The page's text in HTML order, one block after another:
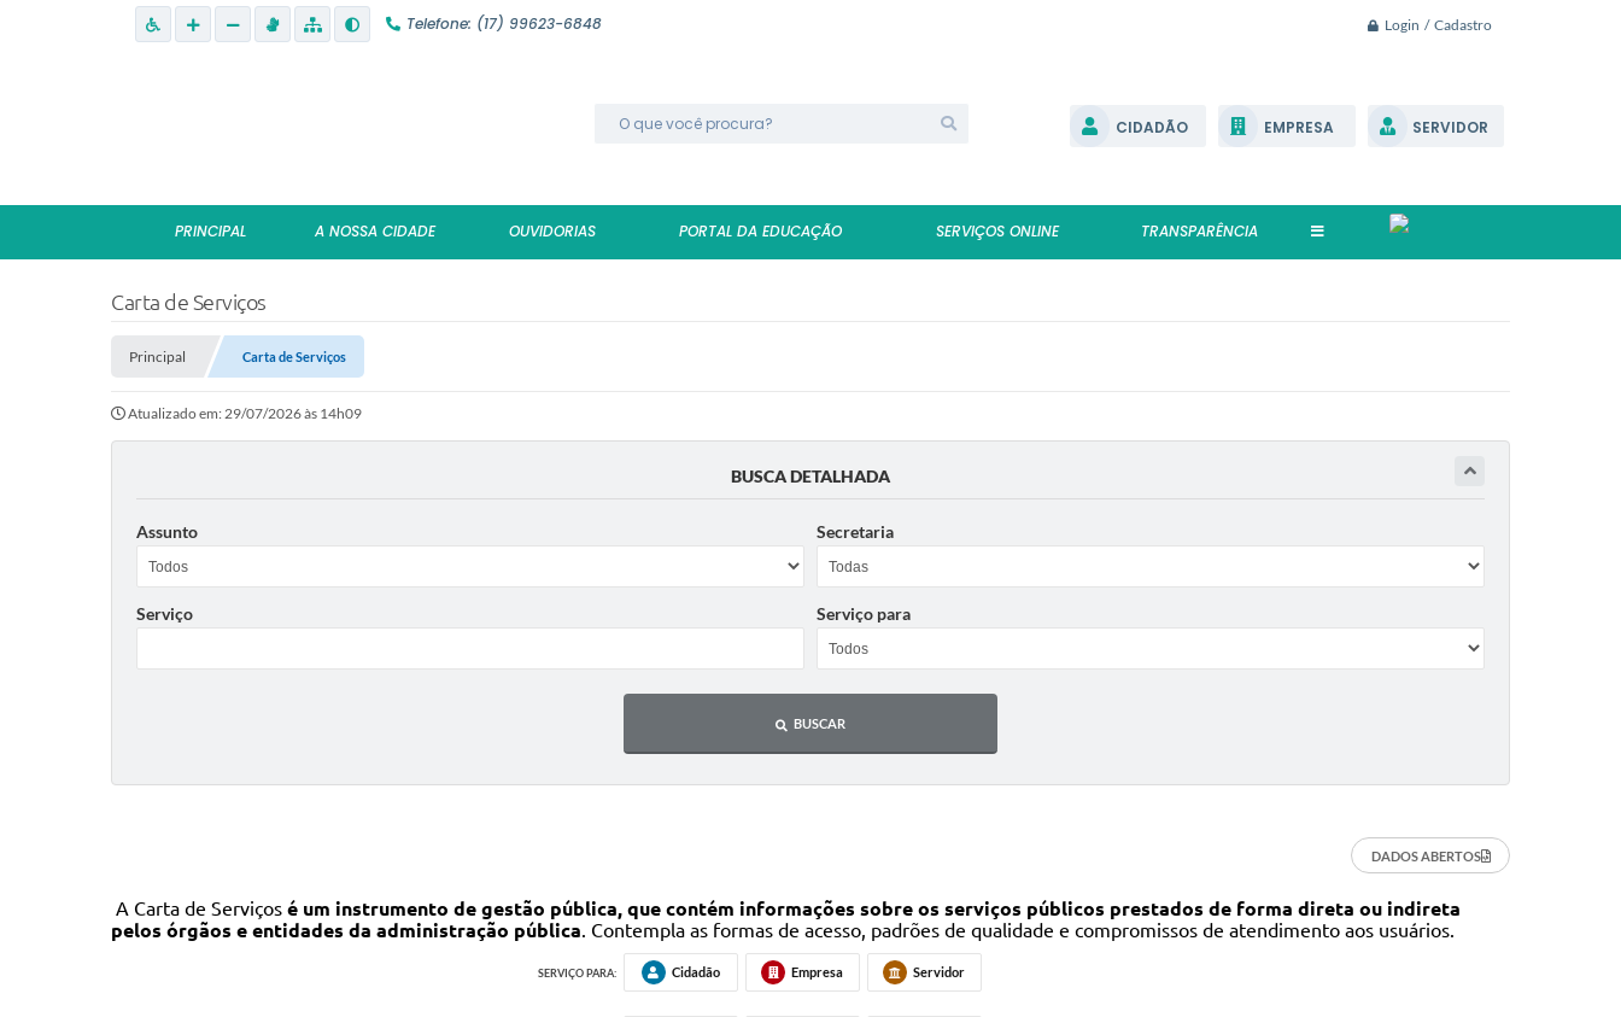
Login / Cadastro
Telefone: (17) 99623-6848
CIDADÃO EMPRESA SERVIDOR
PRINCIPAL A NOSSA CIDADE OUVIDORIAS PORTAL DA EDUCAÇÃO SERVIÇOS ONLINE TRANSPARÊNCIA
Carta de Serviços
Principal Carta de Serviços
Atualizado em: 29/07/2026 às 14h09
BUSCA DETALHADA
Assunto Secretaria
Serviço Serviço para
BUSCAR
DADOS ABERTOS
A Carta de Serviços é um instrumento de gestão pública, que contém informações sobre os serviços públicos prestados de forma direta ou indireta
pelos órgãos e entidades da administração pública. Contempla as formas de acesso, padrões de qualidade e compromissos de atendimento aos usuários.
SERVIÇO PARA: Cidadão Empresa Servidor